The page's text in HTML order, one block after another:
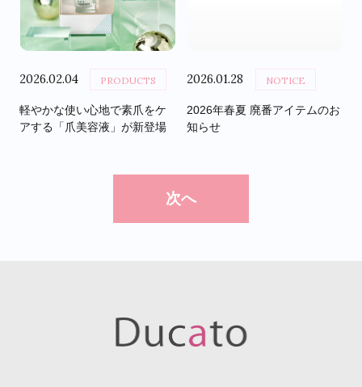
2026.02.04 PRODUCTS
軽やかな使い心地で素爪をケ
アする「爪美容液」が新登場
2026.01.28 NOTICE
2026年春夏 廃番アイテムのお
知らせ
次へ